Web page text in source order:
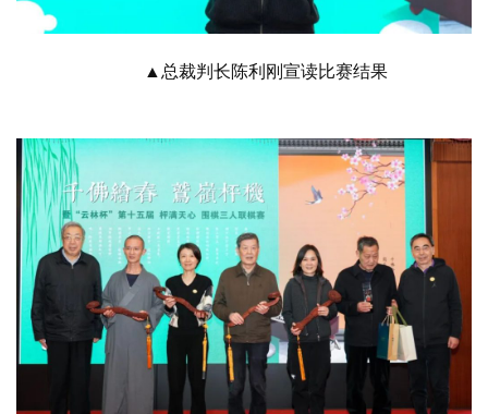
▲总裁判长陈利刚宣读比赛结果